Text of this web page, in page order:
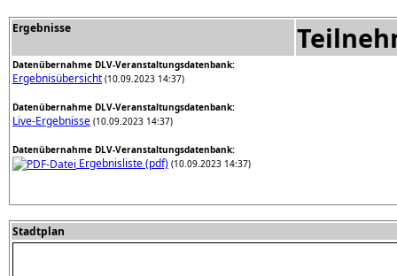
Ergebnisse
Datenübernahme DLV-Veranstaltungsdatenbank:
Ergebnisübersicht (10.09.2023 14:37)
Datenübernahme DLV-Veranstaltungsdatenbank:
Live-Ergebnisse (10.09.2023 14:37)
Datenübernahme DLV-Veranstaltungsdatenbank:
Ergebnisliste (pdf) (10.09.2023 14:37)
Stadtplan